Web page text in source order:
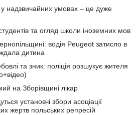
надзвичайних умовах – це дуже
та огляд школи іноземних мов
водія Peugeot затисло в
дитина
та зник: поліція розшукує жителя
на Зборівщині лікар
установчі збори асоціації
жертв польських репресій